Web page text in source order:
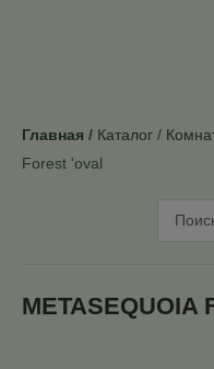
Главная Каталог
Forest 'oval
METASEQUOIA